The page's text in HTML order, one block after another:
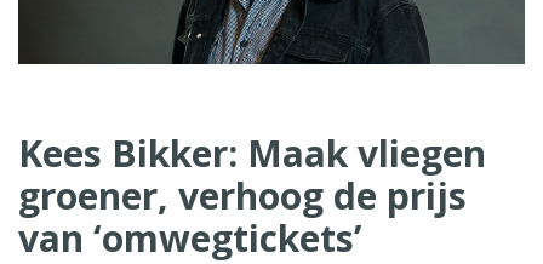
Kees Bikker: Maak vliegen
groener, verhoog de prijs
van ‘omwegtickets’